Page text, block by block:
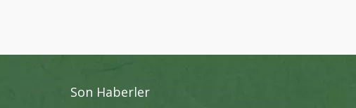
Son Haberler